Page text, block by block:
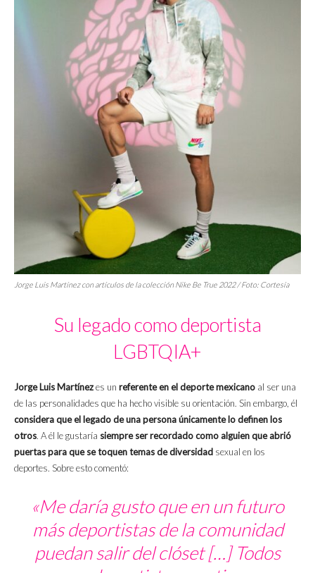
Jorge Luis Martínez con artículos de la colección Nike Be True 2022 / Foto: Cortesía
Su legado como deportista
LGBTQIA+
Jorge Luis Martínezes un referente en el deporte mexicano al ser una
de las personalidades que ha hecho visible su orientación. Sin embargo, él
considera que el legado de una persona únicamente lo definen los
otros. A él le gustaría siempre ser recordado como alguien que abrió
puertas para que se toquen temas de diversidad sexual en los
deportes. Sobre esto comentó:
«Me daría gusto que en un futuro
más deportistas de la comunidad
puedan salir del clóset […] Todos